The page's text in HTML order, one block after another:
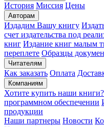
История Миссия Цены
Авторам
Издадим Вашу книгу
счет издательства под
книг Издание книг малым
переплете Образцы
Читателям
Как заказать Оплата
Компаниям
Хотите купить наши книги?
программном обеспечении
продукции
Наши партнеры Новости